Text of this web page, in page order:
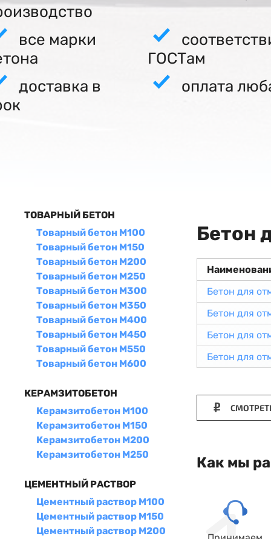
все марки
ГОСТам
доставка в
оплата
ТОВАРНЫЙ БЕТОН
Товарный бетон М100
Товарный бетон М150
Товарный бетон М200
Товарный бетон М250
Товарный бетон М300
Товарный бетон М350
Товарный бетон М400
Товарный бетон М450
Товарный бетон М550
Товарный бетон М600
КЕРАМЗИТОБЕТОН
Керамзитобетон М100
Керамзитобетон М150
Керамзитобетон М200
Керамзитобетон М250
ЦЕМЕНТНЫЙ РАСТВОР
Цементный раствор М100
Цементный раствор М150
Цементный раствор М200
Бетон
Бетон для
Бетон для
Бетон для
Бетон для
Как мы